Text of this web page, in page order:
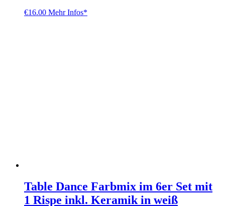
€16.00 Mehr Infos*
Table Dance Farbmix im 6er Set mit
1 Rispe inkl. Keramik in weiß